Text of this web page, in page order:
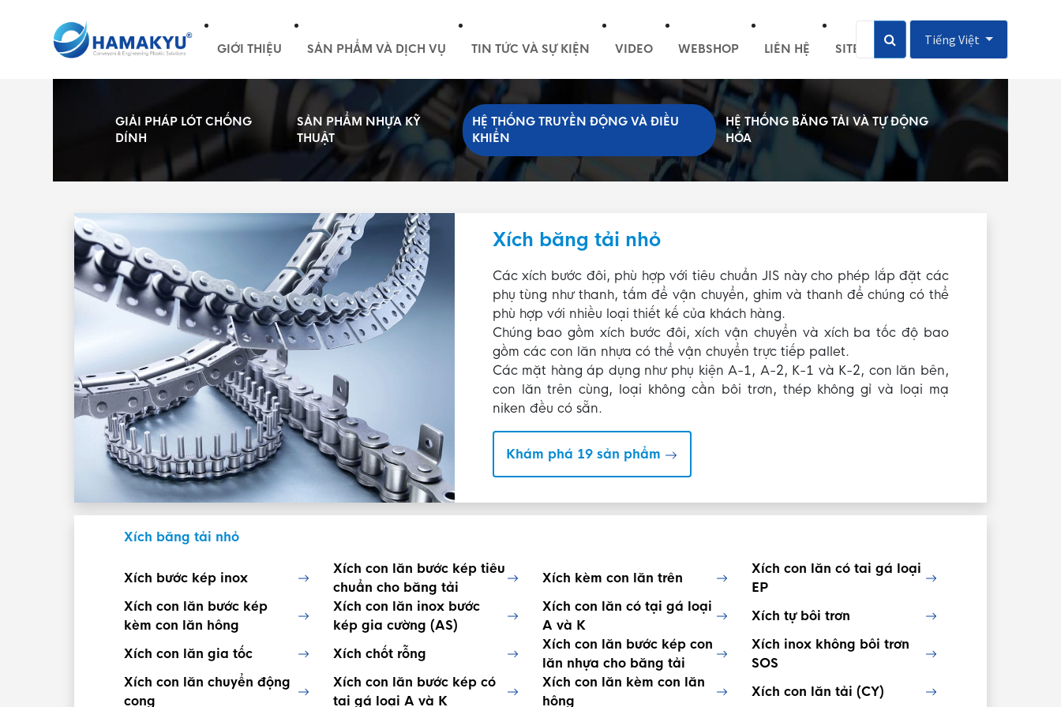
GIỚI THIỆU SẢN PHẨM VÀ DỊCH VỤ TIN TỨC VÀ SỰ KIỆN VIDEO WEBSHOP LIÊN HỆ SITEMAP
Tiếng Việt
GIẢI PHÁP LÓT CHỐNG
DÍNH
SẢN PHẨM NHỰA KỸ
THUẬT
HỆ THỐNG TRUYỀN ĐỘNG VÀ ĐIỀU
KHIỂN
HỆ THỐNG BĂNG TẢI VÀ TỰ ĐỘNG
HÓA
Xích băng tải nhỏ
Các xích bước đôi, phù hợp với tiêu chuẩn JIS này cho phép lắp đặt các
phụ tùng như thanh, tấm để vận chuyển, ghim và thanh để chúng có thể
phù hợp với nhiều loại thiết kế của khách hàng.
Chúng bao gồm xích bước đôi, xích vận chuyển và xích ba tốc độ bao
gồm các con lăn nhựa có thể vận chuyển trực tiếp pallet.
Các mặt hàng áp dụng như phụ kiện A-1, A-2, K-1 và K-2, con lăn bên,
con lăn trên cùng, loại không cần bôi trơn, thép không gỉ và loại mạ
niken đều có sẵn.
Khám phá 19 sản phẩm
Xích băng tải nhỏ
Xích bước kép inox
Xích con lăn bước kép tiêu
chuẩn cho băng tải
Xích kèm con lăn trên
Xích con lăn có tai gá loại
EP
Xích con lăn bước kép
kèm con lăn hông
Xích con lăn inox bước
kép gia cường (AS)
Xích con lăn có tại gá loại
A và K
Xích tự bôi trơn
Xích con lăn gia tốc Xích chốt rỗng
Xích con lăn bước kép con
lăn nhựa cho băng tải
Xích inox không bôi trơn
SOS
Xích con lăn chuyển động
cong
Xích con lăn bước kép có
tai gá loại A và K
Xích con lăn kèm con lăn
hông
Xích con lăn tải (CY)